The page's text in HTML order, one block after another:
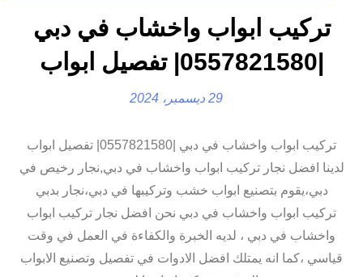
تركيب ابواب واخشاب في دبي
29 ديسمبر، 2024
تركيب ابواب واخشاب في دبي |0557821580| تفصيل ابواب
لدينا افضل نجار تركيب ابواب واخشاب في دبي,نجار رخيص في
دبي،يقوم بتصنيع ابواب خشب وتركيبها في دبي،نجار بدبي
تركيب ابواب واخشاب في دبي نحن افضل نجار تركيب ابواب
واخشاب في دبي ، لديه الخبرة والكفاءة في العمل في وقت
قياسي ،كما انه يمتلك افضل الادوات في تفصيل وتصنيع الابواب